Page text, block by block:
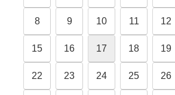
8 9 10 11 12
15 16 17 18 19
22 23 24 25 26